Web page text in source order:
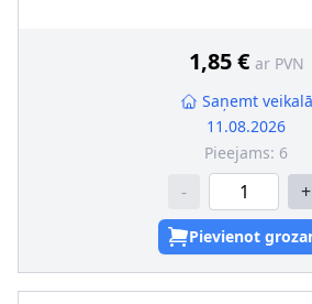
1,85 € ar PVN
Saņemt veikalā
11.08.2026
Pieejams: 6
- +
Pievienot